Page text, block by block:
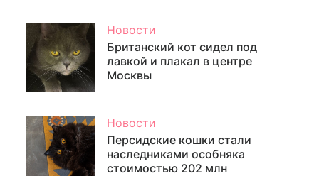
Новости
Британский кот сидел под
лавкой и плакал в центре
Москвы
Новости
Персидские кошки стали
наследниками особняка
стоимостью 202 млн